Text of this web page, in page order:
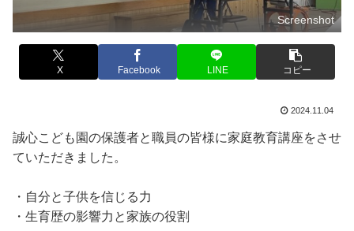
Screenshot
X Facebook LINE コピー
2024.11.04
誠心こども園の保護者と職員の皆様に家庭教育講座をさせ
ていただきました。
・自分と子供を信じる力
・生育歴の影響力と家族の役割